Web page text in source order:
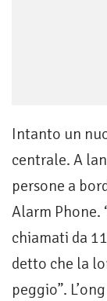
Intanto un
centrale. A
persone a
Alarm Phone.
chiamati da
detto che la
peggio”.